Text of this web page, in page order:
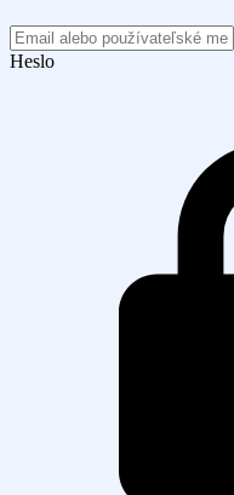
Heslo